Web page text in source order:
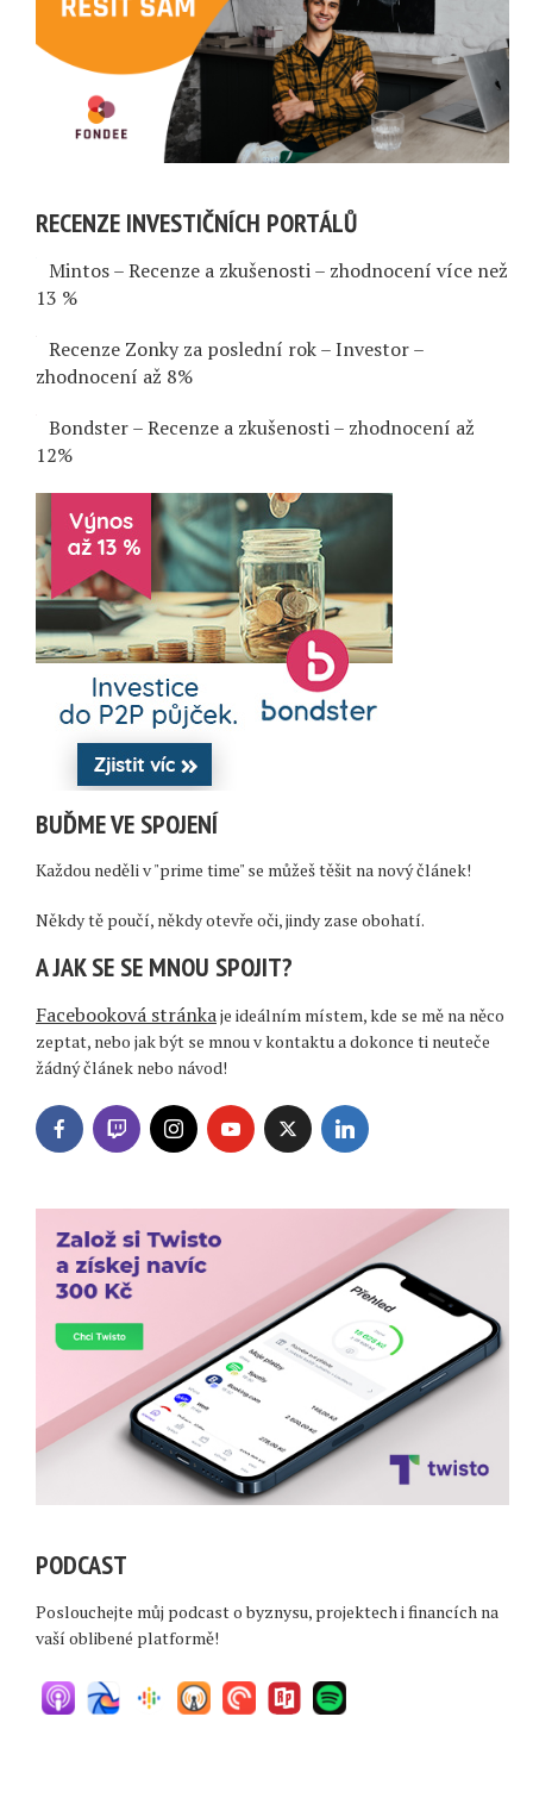
RECENZE INVESTIČNÍCH PORTÁLŮ
Mintos – Recenze a zkušenosti – zhodnocení více než
13 %
Recenze Zonky za poslední rok – Investor –
zhodnocení až 8%
Bondster – Recenze a zkušenosti – zhodnocení až
12%
BUĎME VE SPOJENÍ
Každou neděli v "prime time" se můžeš těšit na nový článek!
Někdy tě poučí, někdy otevře oči, jindy zase obohatí.
A JAK SE SE MNOU SPOJIT?
Facebooková stránkaje ideálním místem, kde se mě na něco
zeptat, nebo jak být se mnou v kontaktu a dokonce ti neuteče
žádný článek nebo návod!
PODCAST
Poslouchejte můj podcast o byznysu, projektech i financích na
vaší oblibené platformě!